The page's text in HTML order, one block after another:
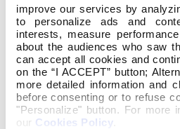
improve our services by
to personalize ads and
interests, measure
about the audiences who saw
can accept all cookies and
on the “I ACCEPT” button;
more detailed information and
before consenting or to refuse
"Personalize" button. For more
our Cookies Policy